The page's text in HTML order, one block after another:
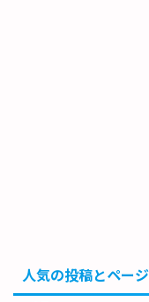
人気の投稿とページ